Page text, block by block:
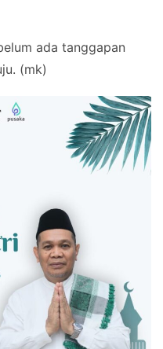
ada tanggapan
(mk)